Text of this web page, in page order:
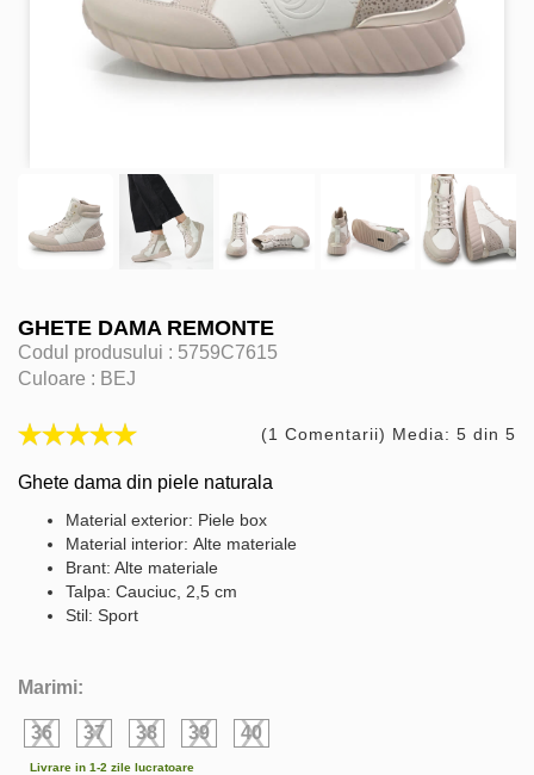
GHETE DAMA REMONTE
Codul produsului : 5759C7615
Culoare : BEJ
(1 Comentarii) Media: 5 din 5
Ghete dama din piele naturala
Material exterior: Piele box
Material interior: Alte materiale
Brant: Alte materiale
Talpa: Cauciuc, 2,5 cm
Stil: Sport
Marimi:
36 37 38 39 40
Livrare in 1-2 zile lucratoare